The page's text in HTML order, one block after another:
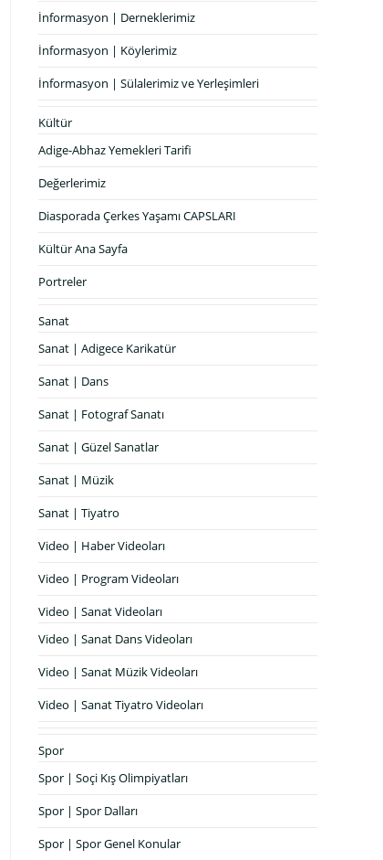
İnformasyon | Derneklerimiz
İnformasyon | Köylerimiz
İnformasyon | Sülalerimiz ve Yerleşimleri
Kültür
Adige-Abhaz Yemekleri Tarifi
Değerlerimiz
Diasporada Çerkes Yaşamı CAPSLARI
Kültür Ana Sayfa
Portreler
Sanat
Sanat | Adigece Karikatür
Sanat | Dans
Sanat | Fotograf Sanatı
Sanat | Güzel Sanatlar
Sanat | Müzik
Sanat | Tiyatro
Video | Haber Videoları
Video | Program Videoları
Video | Sanat Videoları
Video | Sanat Dans Videoları
Video | Sanat Müzik Videoları
Video | Sanat Tiyatro Videoları
Spor
Spor | Soçi Kış Olimpiyatları
Spor | Spor Dalları
Spor | Spor Genel Konular